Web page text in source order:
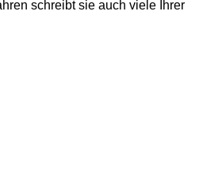
schreibt sie auch viele Ihrer